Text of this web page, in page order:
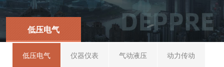
低压电气
低压电气 仪器仪表 气动液压 动力传动